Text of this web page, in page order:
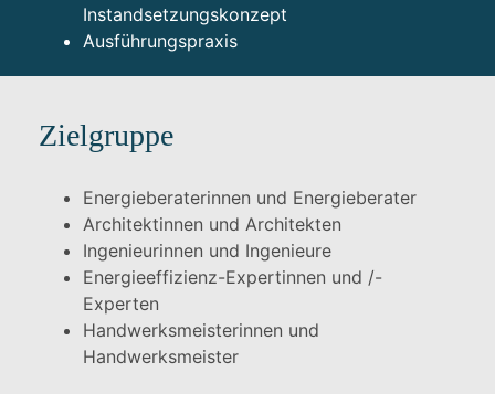
Instandsetzungskonzept
Ausführungspraxis
Zielgruppe
Energieberaterinnen und Energieberater
Architektinnen und Architekten
Ingenieurinnen und Ingenieure
Energieeffizienz-Expertinnen und /-
Experten
Handwerksmeisterinnen und
Handwerksmeister